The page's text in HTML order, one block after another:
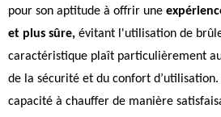
pour son aptitude à offrir une
et plus sûre, évitant l'utilisation de
caractéristique plaît particulièrement
de la sécurité et du confort
capacité à chauffer de manière